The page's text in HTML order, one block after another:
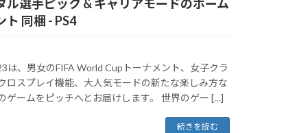
ル選手ピック & キャリアモードのホーム
同梱 - PS4
は、男女のFIFA World Cupトーナメント、女子クラ
ロスプレイ機能、大人気モードの新たな楽しみ方な
ゲームをピッチへとお届けします。 世界のゲー […]
続きを読む